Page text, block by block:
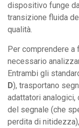
dispositivo funge
transizione fluida
qualità.
Per comprendere a
necessario
Entrambi gli
D), trasportano
adattatori analogici,
del segnale (che
perdita di